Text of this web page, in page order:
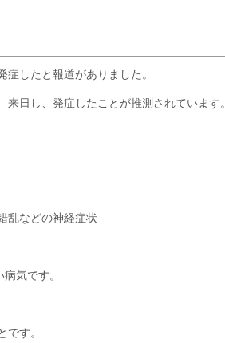
したと報道がありました。
日し、発症したことが推測されています。
乱などの神経症状
気です。
す。